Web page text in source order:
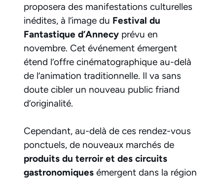
proposera des manifestations culturelles
inédites, à l’image du Festival du
Fantastique d’Annecy prévu en
novembre. Cet événement émergent
étend l’offre cinématographique au-delà
de l’animation traditionnelle. Il va sans
doute cibler un nouveau public friand
d’originalité.
Cependant, au-delà de ces rendez-vous
ponctuels, de nouveaux marchés de
produits du terroir et des circuits
gastronomiques émergent dans la région